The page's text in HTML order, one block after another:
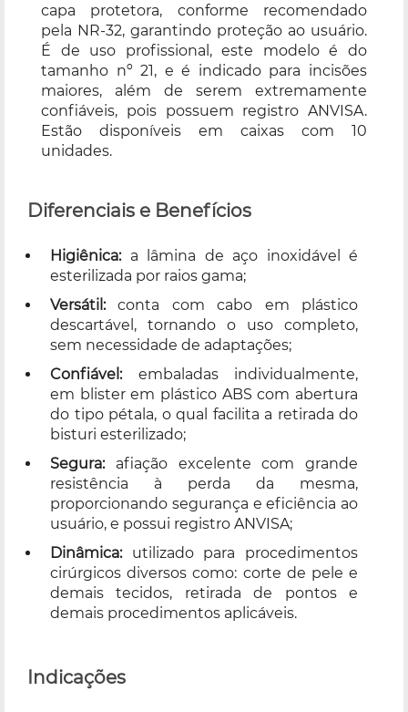
capa protetora, conforme recomendado
pela NR-32, garantindo proteção ao usuário.
É de uso profissional, este modelo é do
tamanho nº 21, e é indicado para incisões
maiores, além de serem extremamente
confiáveis, pois possuem registro ANVISA.
Estão disponíveis em caixas com 10
unidades.
Diferenciais e Benefícios
Higiênica:a lâmina de aço inoxidável é
esterilizada por raios gama;
Versátil:conta com cabo em plástico
descartável, tornando o uso completo,
sem necessidade de adaptações;
Confiável: embaladas individualmente,
em blister em plástico ABS com abertura
do tipo pétala, o qual facilita a retirada do
bisturi esterilizado;
Segura:afiação excelente com grande
resistência à perda da mesma,
proporcionando segurança e eficiência ao
usuário, e possui registro ANVISA;
Dinâmica:utilizado para procedimentos
cirúrgicos diversos como: corte de pele e
demais tecidos, retirada de pontos e
demais procedimentos aplicáveis.
Indicações